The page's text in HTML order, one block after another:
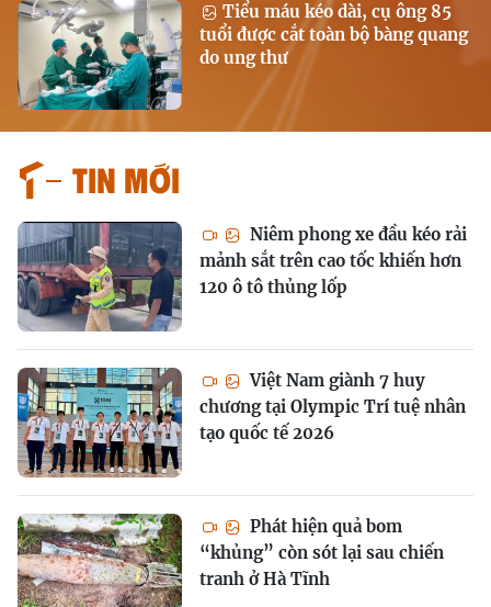
Tiểu máu kéo dài, cụ ông 85
tuổi được cắt toàn bộ bàng quang
do ung thư
Tin mới
Niêm phong xe đầu kéo rải
mảnh sắt trên cao tốc khiến hơn
120 ô tô thủng lốp
Việt Nam giành 7 huy
chương tại Olympic Trí tuệ nhân
tạo quốc tế 2026
Phát hiện quả bom
“khủng” còn sót lại sau chiến
tranh ở Hà Tĩnh